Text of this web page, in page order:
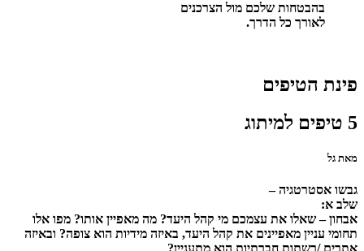
בהבטחות שלכם מול הצרכנים
לאורך כל הדרך.
פינת הטיפים
5 טיפים למיתוג
מאת גל
גבשו אסטרטגיה –
שלב א:
אבחון – שאלו את עצמכם מי קהל היעד? מה מאפיין אותו? מפו אלו
תחומי עניין מאפיינים את קהל היעד, באיזה מידיות הוא צופה? ובאיזה
אתרים /רשתות חברתיות הוא מתעניין?